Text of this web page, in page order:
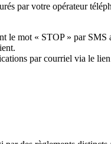
par votre opérateur
le mot « STOP » par SMS
par courriel via le